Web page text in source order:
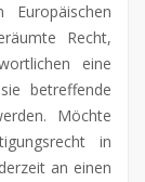
Recht,
eine
betreffende
Möchte
in
an einen